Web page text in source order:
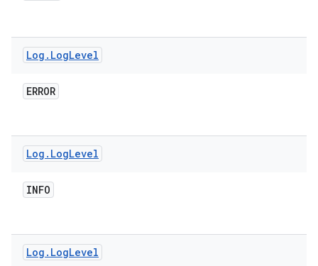
Log . LogLevel
ERROR
Log . LogLevel
INFO
Log . LogLevel